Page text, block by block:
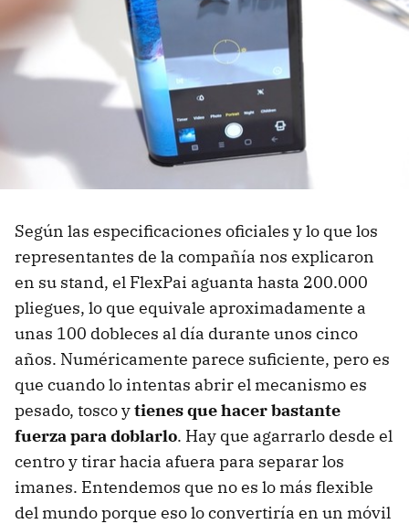
Según las especificaciones oficiales y lo que los
representantes de la compañía nos explicaron
en su stand, el FlexPai aguanta hasta 200.000
pliegues, lo que equivale aproximadamente a
unas 100 dobleces al día durante unos cinco
años. Numéricamente parece suficiente, pero es
que cuando lo intentas abrir el mecanismo es
pesado, tosco ytienes que hacer bastante
fuerza para doblarlo. Hay que agarrarlo desde el
centro y tirar hacia afuera para separar los
imanes. Entendemos que no es lo más flexible
del mundo porque eso lo convertiría en un móvil